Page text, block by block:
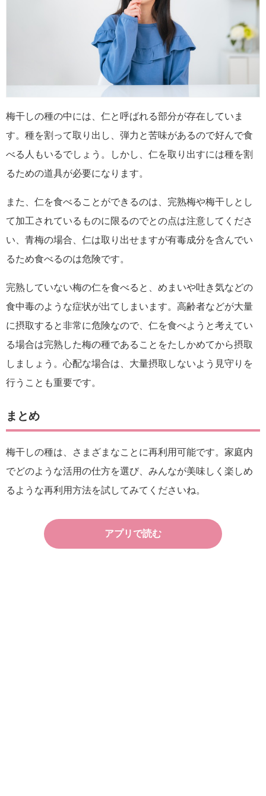
梅干しの種の中には、仁と呼ばれる部分が存在していま
す。種を割って取り出し、弾力と苦味があるので好んで食
べる人もいるでしょう。しかし、仁を取り出すには種を割
るための道具が必要になります。
また、仁を食べることができるのは、完熟梅や梅干しとし
て加工されているものに限るのでとの点は注意してくださ
い、青梅の場合、仁は取り出せますが有毒成分を含んでい
るため食べるのは危険です。
完熟していない梅の仁を食べると、めまいや吐き気などの
食中毒のような症状が出てしまいます。高齢者などが大量
に摂取すると非常に危険なので、仁を食べようと考えてい
る場合は完熟した梅の種であることをたしかめてから摂取
しましょう。心配な場合は、大量摂取しないよう見守りを
行うことも重要です。
まとめ
梅干しの種は、さまざまなことに再利用可能です。家庭内
でどのような活用の仕方を選び、みんなが美味しく楽しめ
るような再利用方法を試してみてくださいね。
アプリで読む